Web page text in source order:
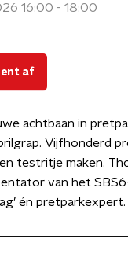
16:00 - 18:00
af
achtbaan in
Vijfhonderd
testritje maken.
van het
én pretparkexpert.